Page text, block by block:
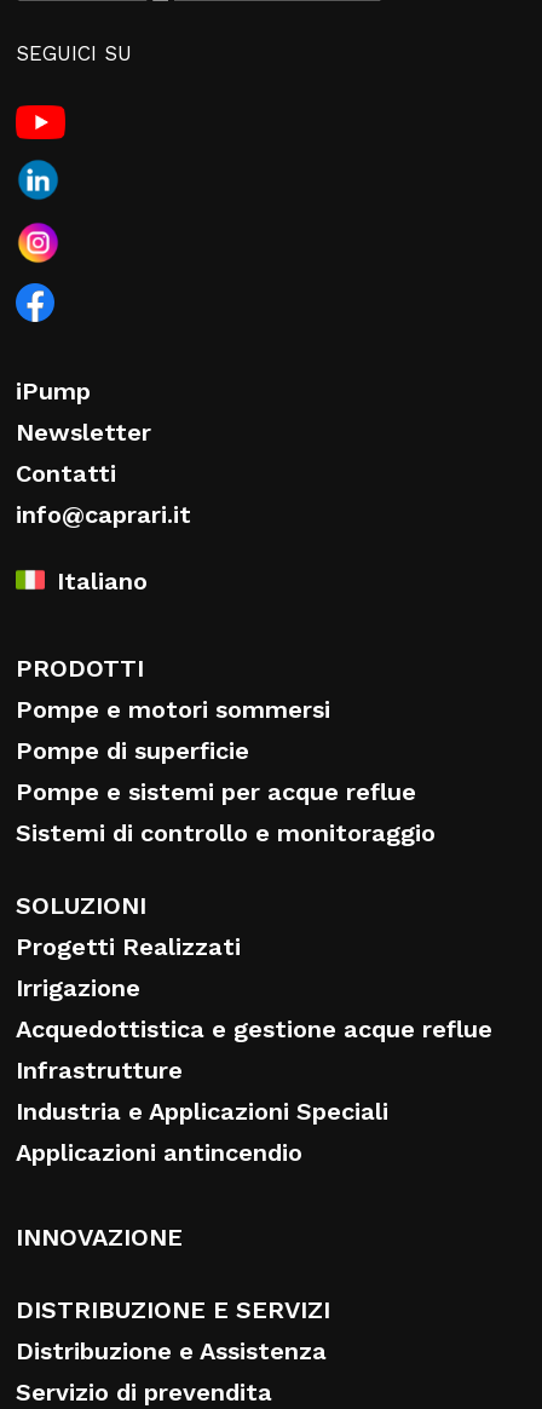
SEGUICI SU
iPump
Newsletter
Contatti
info@caprari.it
Italiano
PRODOTTI
Pompe e motori sommersi
Pompe di superficie
Pompe e sistemi per acque reflue
Sistemi di controllo e monitoraggio
SOLUZIONI
Progetti Realizzati
Irrigazione
Acquedottistica e gestione acque reflue
Infrastrutture
Industria e Applicazioni Speciali
Applicazioni antincendio
INNOVAZIONE
DISTRIBUZIONE E SERVIZI
Distribuzione e Assistenza
Servizio di prevendita